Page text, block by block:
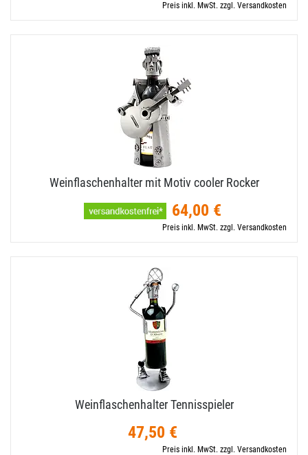
Preis inkl. MwSt. zzgl. Versandkosten
Weinflaschenhalter mit Motiv cooler Rocker
64,00 €
Preis inkl. MwSt. zzgl. Versandkosten
Weinflaschenhalter Tennisspieler
47,50 €
Preis inkl. MwSt. zzgl. Versandkosten